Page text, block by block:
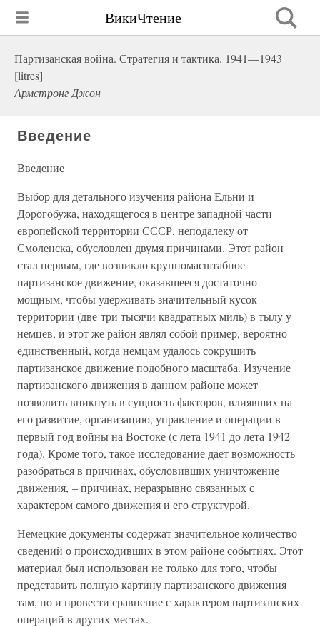
ВикиЧтение
Партизанская война. Стратегия и тактика. 1941—1943
[litres]
Армстронг Джон
Введение
Введение
Выбор для детального изучения района Ельни и
Дорогобужа, находящегося в центре западной части
европейской территории СССР, неподалеку от
Смоленска, обусловлен двумя причинами. Этот район
стал первым, где возникло крупномасштабное
партизанское движение, оказавшееся достаточно
мощным, чтобы удерживать значительный кусок
территории (две-три тысячи квадратных миль) в тылу у
немцев, и этот же район являл собой пример, вероятно
единственный, когда немцам удалось сокрушить
партизанское движение подобного масштаба. Изучение
партизанского движения в данном районе может
позволить вникнуть в сущность факторов, влиявших на
его развитие, организацию, управление и операции в
первый год войны на Востоке (с лета 1941 до лета 1942
года). Кроме того, такое исследование дает возможность
разобраться в причинах, обусловивших уничтожение
движения, – причинах, неразрывно связанных с
характером самого движения и его структурой.
Немецкие документы содержат значительное количество
сведений о происходивших в этом районе событиях. Этот
материал был использован не только для того, чтобы
представить полную картину партизанского движения
там, но и провести сравнение с характером партизанских
операций в других местах.